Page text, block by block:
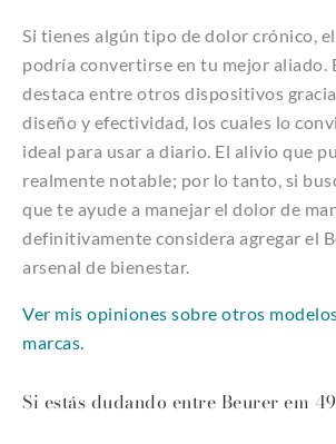
Si tienes algún tipo de dolor crónico,
podría convertirse en tu mejor aliado.
destaca entre otros dispositivos
diseño y efectividad, los cuales lo
ideal para usar a diario. El alivio que
realmente notable; por lo tanto, si
que te ayude a manejar el dolor de
definitivamente considera agregar el
arsenal de bienestar.
Ver mis opiniones sobre otros
marcas.
Si estás dudando entre Beurer em